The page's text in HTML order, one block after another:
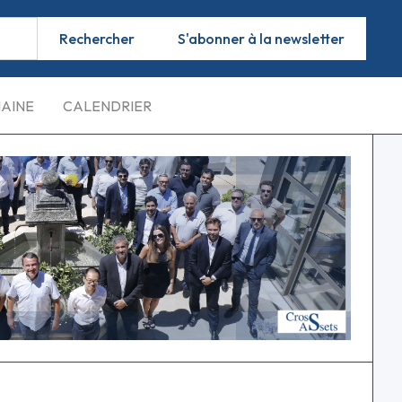
S'abonner à la newsletter
CALENDRIER